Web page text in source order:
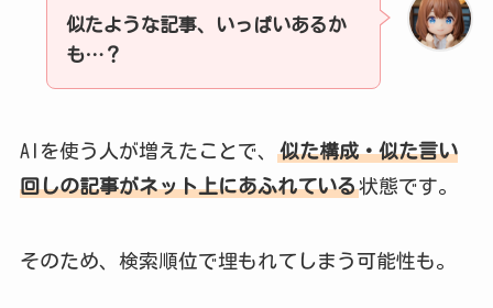
似たような記事、いっぱいあるか
も…？
AIを使う人が増えたことで、
似た構成・似た言い
回しの記事がネット上にあふれている状態です。
そのため、検索順位で埋もれてしまう可能性も。